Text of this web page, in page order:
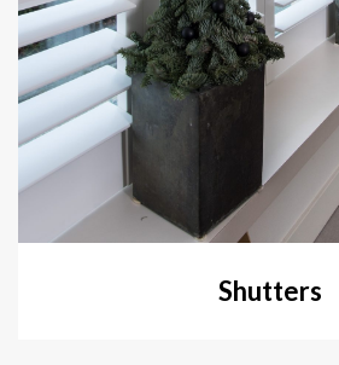
Shutters